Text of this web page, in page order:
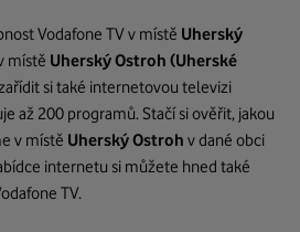
Vodafone TV v místě Uherský
místě Uherský Ostroh (Uherské
si také internetovou televizi
až 200 programů. Stačí si ověřit, jakou
v místě Uherský Ostroh v dané obci
internetu si můžete hned také
TV.